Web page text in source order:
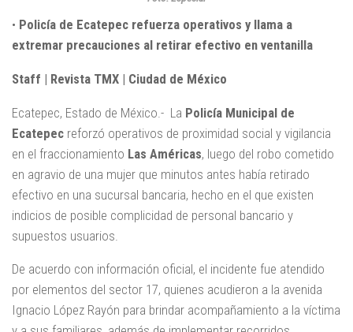
• Policía de Ecatepec refuerza operativos y llama a
extremar precauciones al retirar efectivo en ventanilla
Staff | Revista TMX | Ciudad de México
Ecatepec, Estado de México.- La Policía Municipal de
Ecatepec reforzó operativos de proximidad social y vigilancia
en el fraccionamiento Las Américas, luego del robo cometido
en agravio de una mujer que minutos antes había retirado
efectivo en una sucursal bancaria, hecho en el que existen
indicios de posible complicidad de personal bancario y
supuestos usuarios.
De acuerdo con información oficial, el incidente fue atendido
por elementos del sector 17, quienes acudieron a la avenida
Ignacio López Rayón para brindar acompañamiento a la víctima